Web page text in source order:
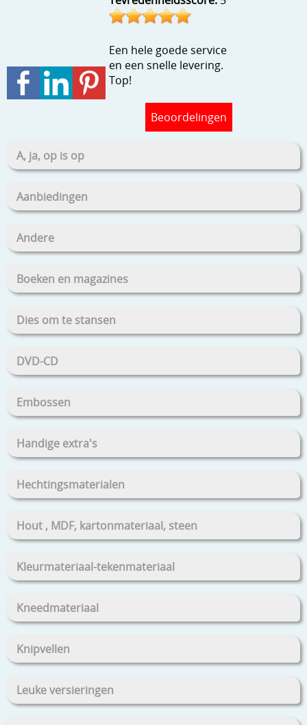
Wat nog, een creatief kijkje
Een hele goede service
en een snelle levering.
Top!
Beoordelingen
A, ja, op is op
Aanbiedingen
Andere
Boeken en magazines
Dies om te stansen
DVD-CD
Embossen
Handige extra's
Hechtingsmaterialen
Hout , MDF, kartonmateriaal, steen
Kleurmateriaal-tekenmateriaal
Kneedmateriaal
Knipvellen
Leuke versieringen